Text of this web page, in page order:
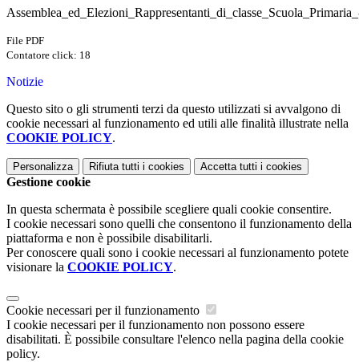
File PDF
Contatore click: 18
Notizie
Questo sito o gli strumenti terzi da questo utilizzati si avvalgono di
cookie necessari al funzionamento ed utili alle finalità illustrate nella
COOKIE POLICY.
Personalizza Rifiuta tutti i cookies Accetta tutti i cookies
Gestione cookie
In questa schermata è possibile scegliere quali cookie consentire.
I cookie necessari sono quelli che consentono il funzionamento della
piattaforma e non è possibile disabilitarli.
Per conoscere quali sono i cookie necessari al funzionamento potete
visionare la COOKIE POLICY.
Cookie necessari per il funzionamento
I cookie necessari per il funzionamento non possono essere
disabilitati. È possibile consultare l'elenco nella pagina della cookie
policy.